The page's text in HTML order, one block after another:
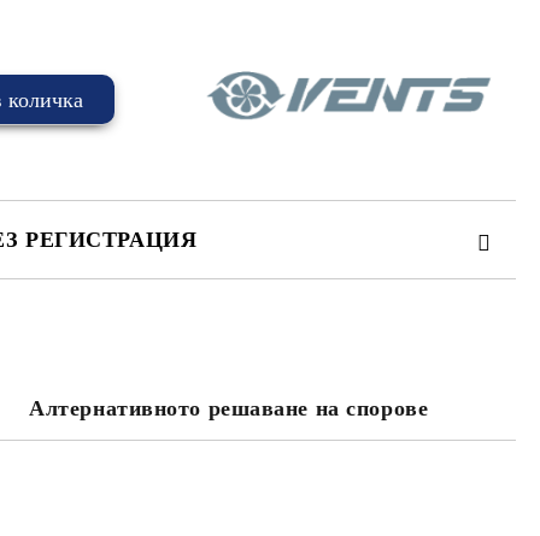
РЕГИСТРАЦИЯ
за лични данни
Алтернативното решаване на спорове